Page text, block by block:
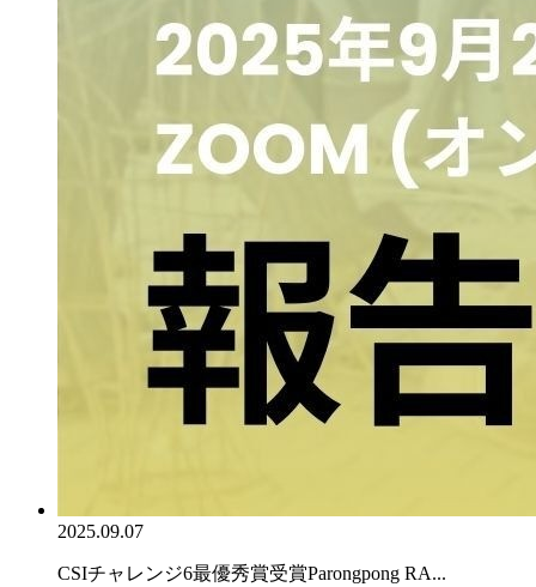
2025.09.07
CSIチャレンジ6最優秀賞受賞Parongpong RA...